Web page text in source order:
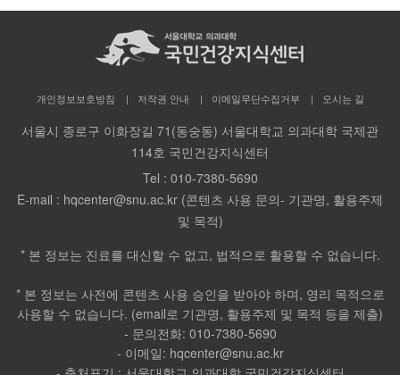
개인정보보호방침 저작권 안내 이메일무단수집거부 오시는 길
서울시 종로구 이화장길 71(동숭동) 서울대학교 의과대학 국제관
114호 국민건강지식센터
Tel : 010-7380-5690
E-mail : hqcenter@snu.ac.kr (콘텐츠 사용 문의- 기관명, 활용주제
및 목적)
* 본 정보는 진료를 대신할 수 없고, 법적으로 활용할 수 없습니다.
* 본 정보는 사전에 콘텐츠 사용 승인을 받아야 하며, 영리 목적으로
사용할 수 없습니다. (email로 기관명, 활용주제 및 목적 등을 제출)
- 문의전화: 010-7380-5690
- 이메일: hqcenter@snu.ac.kr